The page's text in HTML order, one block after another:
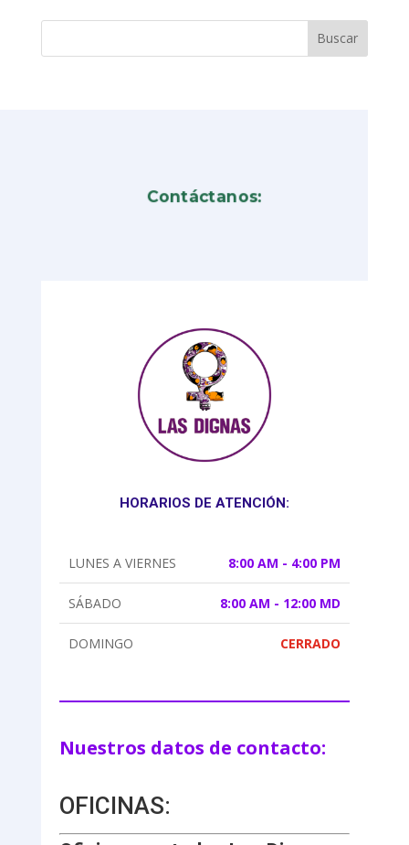
Contáctanos:
HORARIOS DE ATENCIÓN:
LUNES A VIERNES 8:00 AM - 4:00 PM
SÁBADO 8:00 AM - 12:00 MD
DOMINGO CERRADO
Nuestros datos de contacto:
OFICINAS: